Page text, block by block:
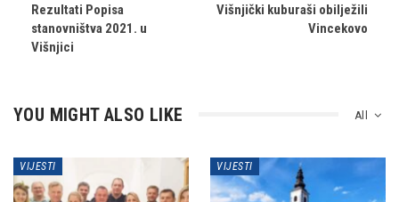
Rezultati Popisa
stanovništva 2021. u
Višnjici
Višnjički kuburaši obilježili
Vincekovo
All
YOU MIGHT ALSO LIKE
VIJESTI VIJESTI